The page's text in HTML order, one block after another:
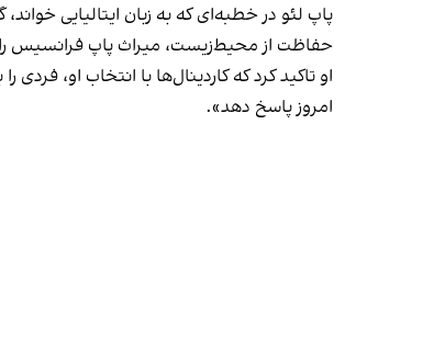
حفاظت از محیط‌زیست، میراث پاپ فرانسیس را
او تاکید کرد که کاردینال‌ها با انتخاب او،
امروز پاسخ دهد».